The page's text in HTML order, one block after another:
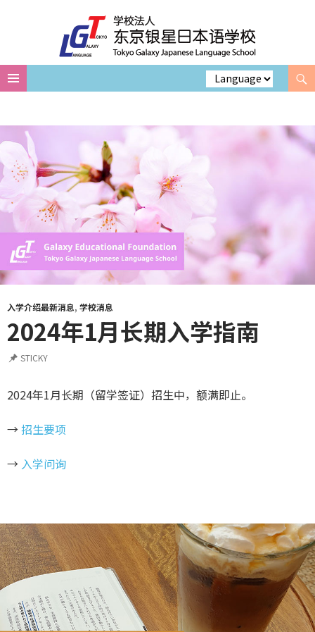
Search
Skip
content
入学介绍最新消息, 学校消息
2024年1月长期入学指南
STICKY
2024年1月长期（留学签证）招生中，额满即止。
→招生要项
→ 入学问询